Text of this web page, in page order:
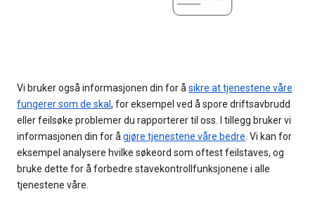
Vi bruker også informasjonen din for å sikre at tjenestene våre
fungerer som de skal , for eksempel ved å spore driftsavbrudd
eller feilsøke problemer du rapporterer til oss. I tillegg bruker vi
informasjonen din for å gjøre tjenestene våre bedre . Vi kan for
eksempel analysere hvilke søkeord som oftest feilstaves, og
bruke dette for å forbedre stavekontrollfunksjonene i alle
tjenestene våre.